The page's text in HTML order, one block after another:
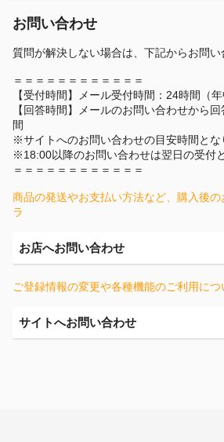
お問い合わせ
質問が解決しない場合は、下記からお問い
＝＝＝＝＝＝＝＝＝＝＝＝
【受付時間】メール受付時間：24時間（年
【回答時間】メールのお問い合わせから
間
※サイトへのお問い合わせの目安時間とな
※18:00以降のお問い合わせは翌日の受付
＝＝＝＝＝＝＝＝＝＝＝＝
商品の発送やお支払い方法など、購入後
ラ
お店へお問い合わせ
ご登録情報の変更や各種機能のご利用につ
サイトへお問い合わせ